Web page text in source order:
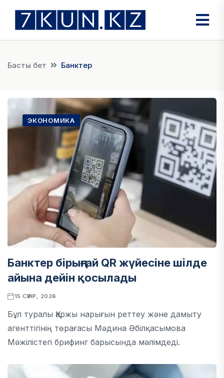
Басты бет Банктер
ЭКОНОМИКА
Банктер бірыңғай QR жүйесіне шілде
айына дейін қосылады
15 СӘУІР, 2026
Бұл туралы Қаржы нарығын реттеу және дамыту
агенттігінің төрағасы Мәдина Әбілқасымова
Мәжілістегі брифинг барысында мәлімдеді.